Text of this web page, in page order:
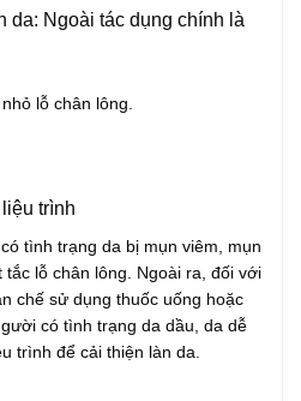
da: Ngoài tác dụng chính là
lỗ chân lông.
trình
tình trạng da bị mụn viêm, mụn
lỗ chân lông. Ngoài ra, đối với
chế sử dụng thuốc uống hoặc
có tình trạng da dầu, da dễ
trình để cải thiện làn da.